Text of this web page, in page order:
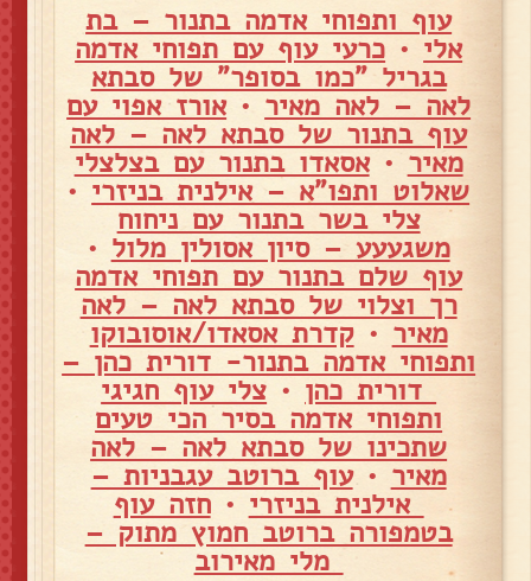
עוף ותפוחי אדמה בתנור – בת
אלי • כרעי עוף עם תפוחי אדמה
בגריל "כמו בסופר" של סבתא
לאה – לאה מאיר •אורז אפוי עם
עוף בתנור של סבתא לאה – לאה
מאיר •אסאדו בתנור עם בצלצלי
שאלוט ותפו"א – אילנית בניזרי •
צלי בשר בתנור עם ניחוח
משגעעע – סיון אסולין מלול •
עוף שלם בתנור עם תפוחי אדמה
רך וצלוי של סבתא לאה – לאה
מאיר •קדרת אסאדו/אוסובוקו
ותפוחי אדמה בתנור- דורית כהן –
דורית כהן • צלי עוף חגיגי
ותפוחי אדמה בסיר הכי טעים
שתכינו של סבתא לאה – לאה
מאיר •עוף ברוטב עגבניות –
אילנית בניזרי •חזה עוף
בטמפורה ברוטב חמוץ מתוק –
מלי מאירוב